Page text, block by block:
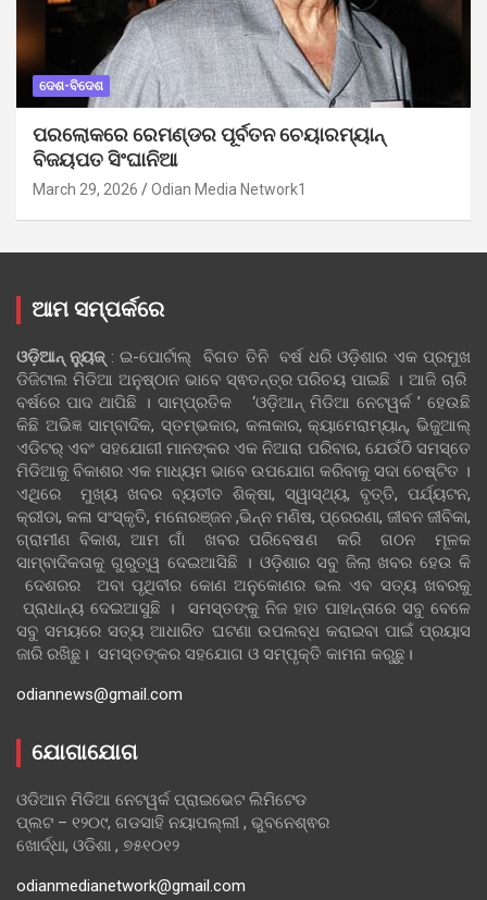
ଦେଶ-ବିଦେଶ
ପରଲୋକରେ ରେମଣ୍ଡର ପୂର୍ବତନ ଚେୟାରମ୍ୟାନ୍
ବିଜୟପତ ସିଂଘାନିଆ
March 29, 2026 Odian Media Network1
ଆମ ସମ୍ପର୍କରେ
ଓଡ଼ିଆନ୍‍ ନ୍ୟୁଜ୍‍: ଇ-ପୋର୍ଟାଲ୍ ବିଗତ ତିନି ବର୍ଷ ଧରି ଓଡ଼ିଶାର ଏକ ପ୍ରମୁଖ
ଡିଜିଟାଲ ମିଡିଆ ଅନୁଷ୍ଠାନ ଭାବେ ସ୍ଵତନ୍ତ୍ର ପରିଚୟ ପାଇଛି । ଆଜି ଚାରି
ବର୍ଷରେ ପାଦ ଥାପିଛି । ସାମ୍ପ୍ରତିକ ‘ଓଡ଼ିଆନ୍‍ ମିଡିଆ ନେଟୱର୍କ ’ ହେଉଛି
କିଛି ଅଭିଜ୍ଞ ସାମ୍ବାଦିକ, ସ୍ତମ୍ଭକାର, କଳାକାର, କ୍ୟାମେରାମ୍ୟାନ୍, ଭିଜୁଆଲ୍
ଏଡିଟର୍ ଏବଂ ସହଯୋଗୀ ମାନଙ୍କର ଏକ ନିଆରା ପରିବାର, ଯେଉଁଠି ସମସ୍ତେ
ମିଡିଆକୁ ବିକାଶର ଏକ ମାଧ୍ୟମ ଭାବେ ଉପଯୋଗ କରିବାକୁ ସଦା ଚେଷ୍ଟିତ ।
ଏଥିରେ ମୁଖ୍ୟ ଖବର ବ୍ୟତୀତ ଶିକ୍ଷା, ସ୍ୱାସ୍ଥ୍ୟ, ବୃତ୍ତି, ପର୍ଯ୍ୟଟନ,
କ୍ରୀଡା, କଳା ସଂସ୍କୃତି, ମନୋରଞ୍ଜନ ,ଭିନ୍ନ ମଣିଷ, ପ୍ରେରଣା, ଜୀବନ ଜୀବିକା,
ଗ୍ରାମୀଣ ବିକାଶ, ଆମ ଗାଁ ଖବର ପରିବେଷଣ କରି ଗଠନ ମୂଳକ
ସାମ୍ବାଦିକତାକୁ ଗୁରୁତ୍ୱ ଦେଇଆସିଛି । ଓଡ଼ିଶାର ସବୁ ଜିଲା ଖବର ହେଉ କି
ଦେଶରର ଅବା ପୃଥିବୀର କୋଣ ଅନୁକୋଣର ଭଲ ଏବ ସତ୍ୟ ଖବରକୁ
ପ୍ରାଧାନ୍ୟ ଦେଇଆସୁଛି । ସମସ୍ତଙ୍କୁ ନିଜ ହାତ ପାହାନ୍ତାରେ ସବୁ ବେଳେ
ସବୁ ସମୟରେ ସତ୍ୟ ଆଧାରିତ ଘଟଣା ଉପଲବ୍ଧ କରାଇବା ପାଇଁ ପ୍ରୟାସ
ଜାରି ରଖିଛୁ। ସମସ୍ତଙ୍କର ସହଯୋଗ ଓ ସମ୍ପୃକ୍ତି କାମନା କରୁଛୁ।
odiannews@gmail.com
ଯୋଗାଯୋଗ
ଓଡିଆନ ମିଡିଆ ନେଟୱର୍କ ପ୍ରାଇଭେଟ ଲିମିଟେଡ
ପ୍ଲଟ – ୧୨୦୯, ଗଡସାହି ନୟାପଲ୍ଲୀ , ଭୁବନେଶ୍ଵର
ଖୋର୍ଦ୍ଧା, ଓଡିଶା , ୭୫୧୦୧୨
odianmedianetwork@gmail.com